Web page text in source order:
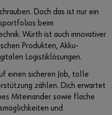
Doch das ist nur ein
beim
Würth ist auch innovativer
Produkten, Akku-
Logistiklösungen.
einen sicheren Job, tolle
zählen. Dich erwartet
Miteinander sowie flache
und